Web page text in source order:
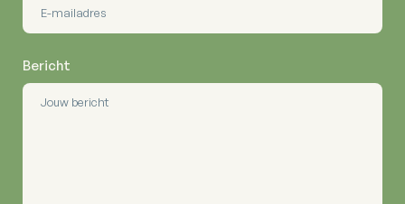
Bericht